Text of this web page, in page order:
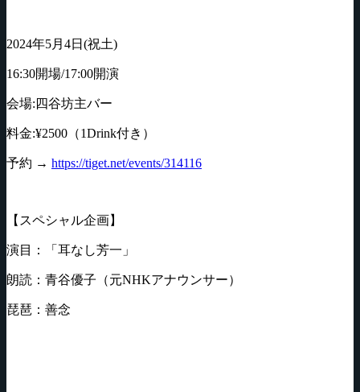
2024年5月4日(祝土)
16:30開場/17:00開演
会場:四谷坊主バー
料金:¥2500（1Drink付き）
予約 → https://tiget.net/events/314116
【スペシャル企画】
演目：「耳なし芳一」
朗読：青谷優子（元NHKアナウンサー）
琵琶：善念